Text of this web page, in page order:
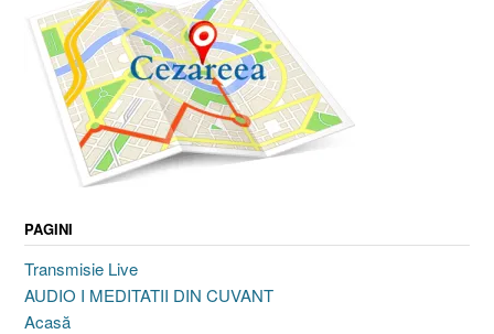
PAGINI
Transmisie Live
AUDIO I MEDITATII DIN CUVANT
Acasă